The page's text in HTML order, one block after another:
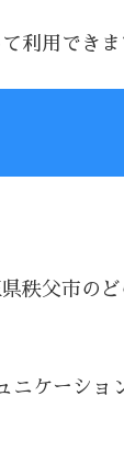
利用できま
秩父市の
ニケーショ